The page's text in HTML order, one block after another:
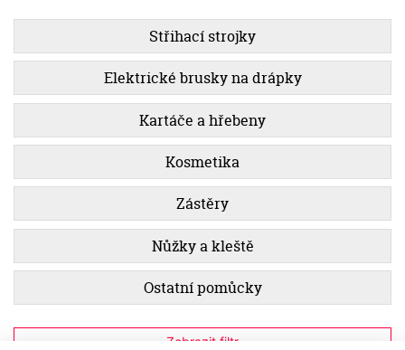
Střihací strojky
Elektrické brusky na drápky
Kartáče a hřebeny
Kosmetika
Zástěry
Nůžky a kleště
Ostatní pomůcky
Zobrazit filtr